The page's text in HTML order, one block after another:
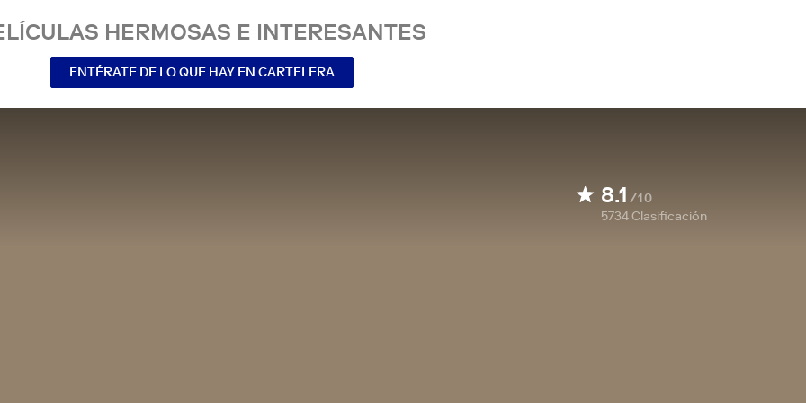
HERMOSAS E INTERESANTES
ENTÉRATE DE LO QUE HAY EN CARTELERA
8.1 /10
5734Clasificación